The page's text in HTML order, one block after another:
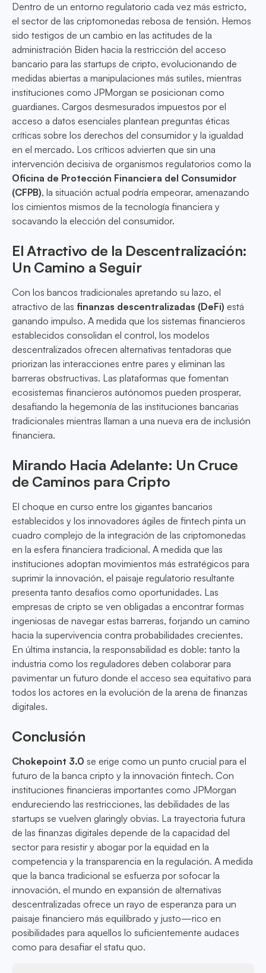
Dentro de un entorno regulatorio cada vez más estricto,
el sector de las criptomonedas rebosa de tensión. Hemos
sido testigos de un cambio en las actitudes de la
administración Biden hacia la restricción del acceso
bancario para las startups de cripto, evolucionando de
medidas abiertas a manipulaciones más sutiles, mientras
instituciones como JPMorgan se posicionan como
guardianes. Cargos desmesurados impuestos por el
acceso a datos esenciales plantean preguntas éticas
críticas sobre los derechos del consumidor y la igualdad
en el mercado. Los críticos advierten que sin una
intervención decisiva de organismos regulatorios como la
Oficina de Protección Financiera del Consumidor
(CFPB), la situación actual podría empeorar, amenazando
los cimientos mismos de la tecnología financiera y
socavando la elección del consumidor.
El Atractivo de la Descentralización:
Un Camino a Seguir
Con los bancos tradicionales apretando su lazo, el
atractivo de las finanzas descentralizadas (DeFi) está
ganando impulso. A medida que los sistemas financieros
establecidos consolidan el control, los modelos
descentralizados ofrecen alternativas tentadoras que
priorizan las interacciones entre pares y eliminan las
barreras obstructivas. Las plataformas que fomentan
ecosistemas financieros autónomos pueden prosperar,
desafiando la hegemonía de las instituciones bancarias
tradicionales mientras llaman a una nueva era de inclusión
financiera.
Mirando Hacia Adelante: Un Cruce
de Caminos para Cripto
El choque en curso entre los gigantes bancarios
establecidos y los innovadores ágiles de fintech pinta un
cuadro complejo de la integración de las criptomonedas
en la esfera financiera tradicional. A medida que las
instituciones adoptan movimientos más estratégicos para
suprimir la innovación, el paisaje regulatorio resultante
presenta tanto desafíos como oportunidades. Las
empresas de cripto se ven obligadas a encontrar formas
ingeniosas de navegar estas barreras, forjando un camino
hacia la supervivencia contra probabilidades crecientes.
En última instancia, la responsabilidad es doble: tanto la
industria como los reguladores deben colaborar para
pavimentar un futuro donde el acceso sea equitativo para
todos los actores en la evolución de la arena de finanzas
digitales.
Conclusión
Chokepoint 3.0 se erige como un punto crucial para el
futuro de la banca cripto y la innovación fintech. Con
instituciones financieras importantes como JPMorgan
endureciendo las restricciones, las debilidades de las
startups se vuelven glaringly obvias. La trayectoria futura
de las finanzas digitales depende de la capacidad del
sector para resistir y abogar por la equidad en la
competencia y la transparencia en la regulación. A medida
que la banca tradicional se esfuerza por sofocar la
innovación, el mundo en expansión de alternativas
descentralizadas ofrece un rayo de esperanza para un
paisaje financiero más equilibrado y justo—rico en
posibilidades para aquellos lo suficientemente audaces
como para desafiar el statu quo.